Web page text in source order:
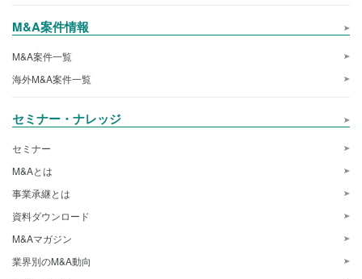
M&A案件情報
M&A案件一覧
海外M&A案件一覧
セミナー・ナレッジ
セミナー
M&Aとは
事業承継とは
資料ダウンロード
M&Aマガジン
業界別のM&A動向